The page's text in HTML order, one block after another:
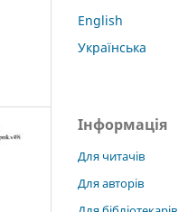
English
Українська
Інформація
Для читачів
Для авторів